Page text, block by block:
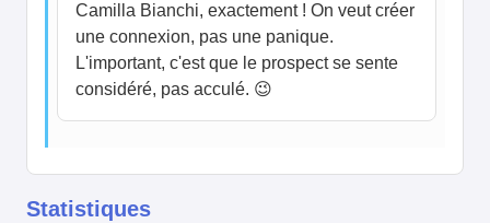
Camilla Bianchi, exactement ! On veut créer
une connexion, pas une panique.
L'important, c'est que le prospect se sente
considéré, pas acculé. 😉
Statistiques